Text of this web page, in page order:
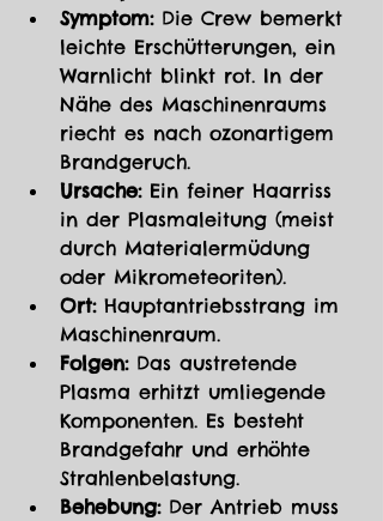
Symptom: Die Crew bemerkt
leichte Erschütterungen, ein
Warnlicht blinkt rot. In der
Nähe des Maschinenraums
riecht es nach ozonartigem
Brandgeruch.
Ursache: Ein feiner Haarriss
in der Plasmaleitung (meist
durch Materialermüdung
oder Mikrometeoriten).
Ort: Hauptantriebsstrang im
Maschinenraum.
Folgen: Das austretende
Plasma erhitzt umliegende
Komponenten. Es besteht
Brandgefahr und erhöhte
Strahlenbelastung.
Behebung: Der Antrieb muss